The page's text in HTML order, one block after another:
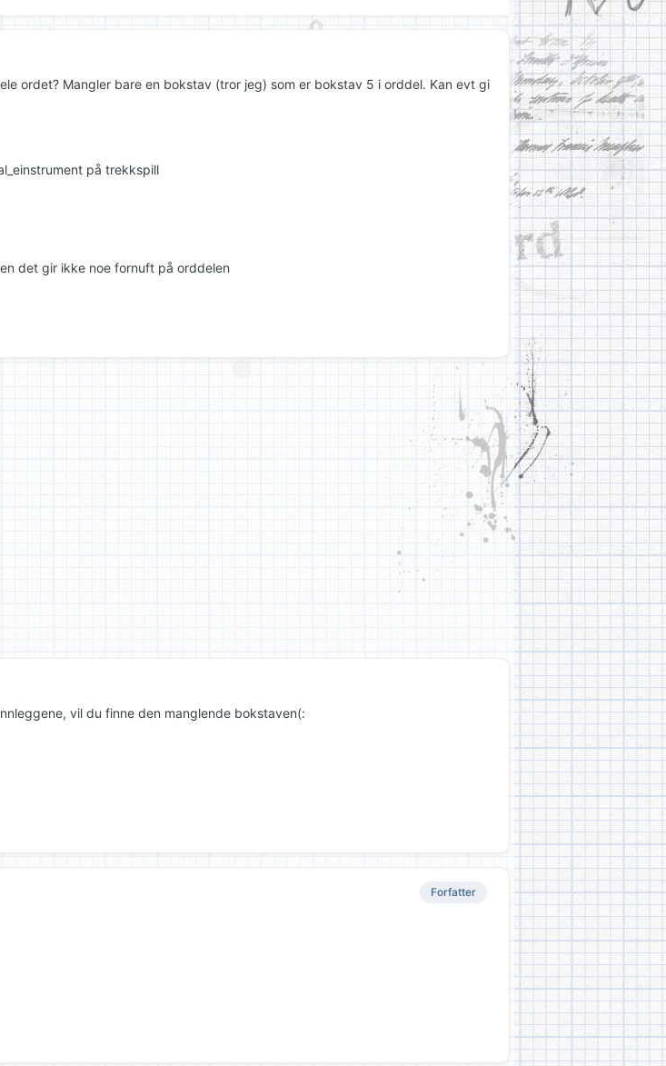
ordet? Mangler bare en bokstav (tror jeg) som er bokstav 5 i orddel. Kan evt gi
på trekkspill
det gir ikke noe fornuft på orddelen
vil du finne den manglende bokstaven(:
Forfatter